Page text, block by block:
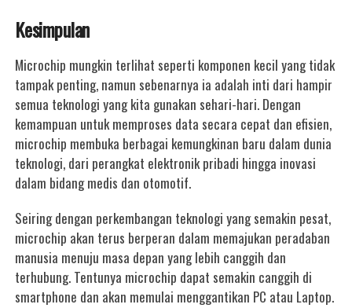
Kesimpulan
Microchip mungkin terlihat seperti komponen kecil yang tidak
tampak penting, namun sebenarnya ia adalah inti dari hampir
semua teknologi yang kita gunakan sehari-hari. Dengan
kemampuan untuk memproses data secara cepat dan efisien,
microchip membuka berbagai kemungkinan baru dalam dunia
teknologi, dari perangkat elektronik pribadi hingga inovasi
dalam bidang medis dan otomotif.
Seiring dengan perkembangan teknologi yang semakin pesat,
microchip akan terus berperan dalam memajukan peradaban
manusia menuju masa depan yang lebih canggih dan
terhubung. Tentunya microchip dapat semakin canggih di
smartphone dan akan memulai menggantikan PC atau Laptop.